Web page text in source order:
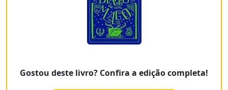
Gostou deste livro? Confira a edição completa!